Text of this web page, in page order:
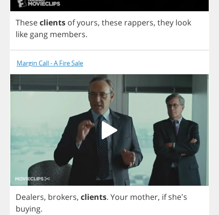
Theseclients ofyours, these rappers, they look
like gang members.
Margin Call - A Fire Sale
Dealers, brokers, clients. Your mother, ifshe's
buying.